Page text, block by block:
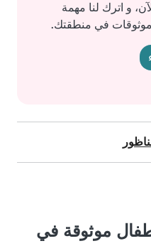
و اترك لنا مهمة
في منطقتك.
موثوقة في